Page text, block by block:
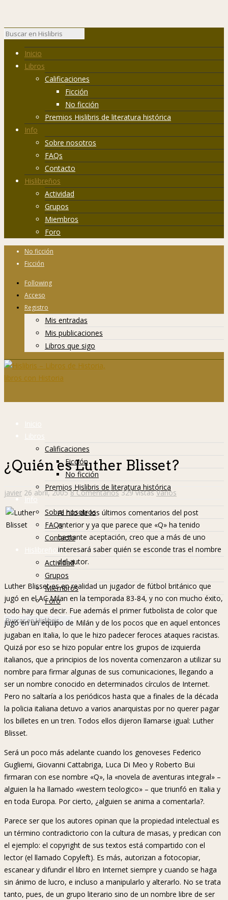
Inicio
Libros
Calificaciones
Ficción
No ficción
Premios Hislibris de literatura histórica
Info
Sobre nosotros
FAQs
Contacto
Hislibreños
Actividad
Grupos
Miembros
Foro
No ficción
Ficción
Following
Acceso
Registro
Mis entradas
Mis publicaciones
Libros que sigo
Inicio
Libros
Calificaciones
Ficción
No ficción
Premios Hislibris de literatura histórica
Info
Sobre nosotros
FAQs
Contacto
Hislibreños
Actividad
Grupos
Miembros
Foro
¿Quién es Luther Blisset?
javier 26 abril, 2005 8 Comentarios 329 vistas Varios
Al hilo de los últimos comentarios del post
anterior y ya que parece que «Q» ha tenido
bastante aceptación, creo que a más de uno
interesará saber quién se esconde tras el nombre
del autor.
Luther Blisset es en realidad un jugador de fútbol británico que
jugó en el AC Milan en la temporada 83-84, y no con mucho éxito,
todo hay que decir. Fue además el primer futbolista de color que
jugó en un equipo de Milán y de los pocos que en aquel entonces
jugaban en Italia, lo que le hizo padecer feroces ataques racistas.
Quizá por eso se hizo popular entre los grupos de izquierda
italianos, que a principios de los noventa comenzaron a utilizar su
nombre para firmar algunas de sus comunicaciones, llegando a
ser un nombre conocido en determinados círculos de Internet.
Pero no saltaría a los periódicos hasta que a finales de la década
la policia italiana detuvo a varios anarquistas por no querer pagar
los billetes en un tren. Todos ellos dijeron llamarse igual: Luther
Blisset.
Será un poco más adelante cuando los genoveses Federico
Gugliemi, Giovanni Cattabriga, Luca Di Meo y Roberto Bui
firmaran con ese nombre «Q», la «novela de aventuras integral» –
alguien la ha llamado «western teologico» – que triunfó en Italia y
en toda Europa. Por cierto, ¿alguien se anima a comentarla?.
Parece ser que los autores opinan que la propiedad intelectual es
un término contradictorio con la cultura de masas, y predican con
el ejemplo: el copyright de sus textos está compartido con el
lector (el llamado Copyleft). Es más, autorizan a fotocopiar,
escanear y difundir el libro en Internet siempre y cuando se haga
sin ánimo de lucro, e incluso a manipularlo y alterarlo. No se trata
tanto, pues, de un grupo literario sino de un nombre libre de ser